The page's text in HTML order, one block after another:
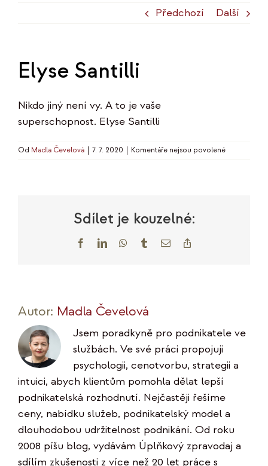
Předchozí Další
Elyse Santilli
Nikdo jiný není vy. A to je vaše
superschopnost. Elyse Santilli
Od Madla Čevelová 7. 7. 2020 Komentáře nejsou povolenéu
Sdílet je kouzelné:
FacebookLinkedInWhatsApp
TumblrE-
Autor: Madla Čevelová
Jsem poradkyně pro podnikatele ve
službách. Ve své práci propojuji
psychologii, cenotvorbu, strategii a
intuici, abych klientům pomohla dělat lepší
podnikatelská rozhodnutí. Nejčastěji řešíme
ceny, nabídku služeb, podnikatelský model a
dlouhodobou udržitelnost podnikání. Od roku
2008 píšu blog, vydávám Úplňkový zpravodaj a
sdílím zkušenosti z více než 20 let práce s